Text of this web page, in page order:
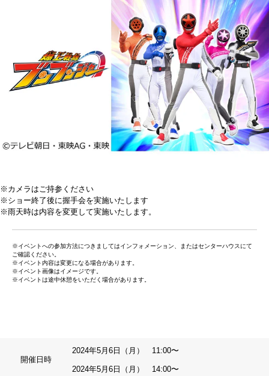
※カメラはご持参ください
※ショー終了後に握手会を実施いたします
※雨天時は内容を変更して実施いたします。
※イベントへの参加方法につきましてはインフォメーション、またはセンターハウスにて
ご確認ください。
※イベント内容は変更になる場合があります。
※イベント画像はイメージです。
※イベントは途中休憩をいただく場合があります。
開催日時
2024年5月6日（月） 11:00〜
2024年5月6日（月） 14:00〜